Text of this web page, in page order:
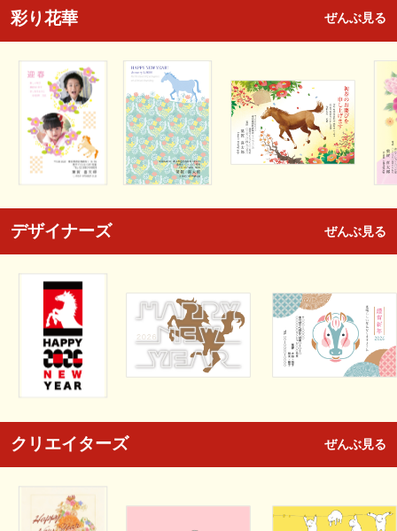
彩り花華 ぜんぶ見る
デザイナーズ ぜんぶ見る
クリエイターズ ぜんぶ見る